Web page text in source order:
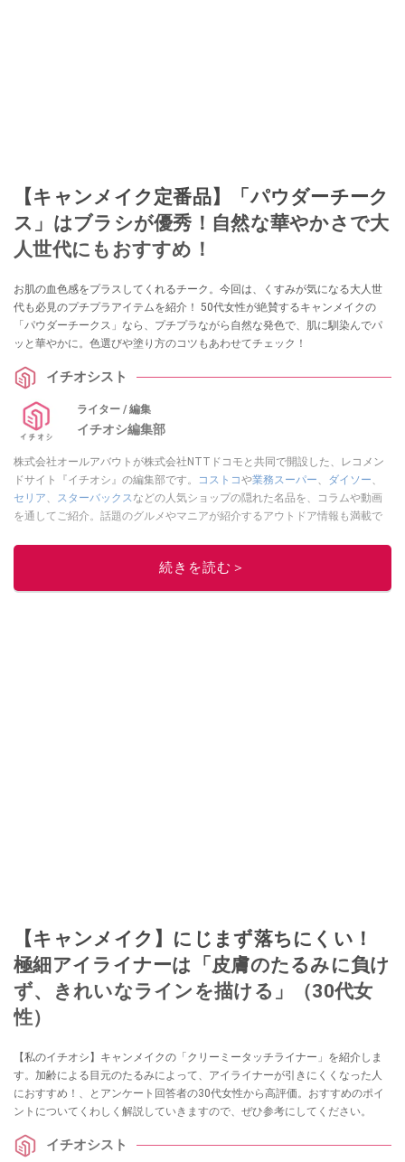
【キャンメイク定番品】「パウダーチーク
ス」はブラシが優秀！自然な華やかさで大
人世代にもおすすめ！
お肌の血色感をプラスしてくれるチーク。今回は、くすみが気になる大人世
代も必見のプチプラアイテムを紹介！ 50代女性が絶賛するキャンメイクの
「パウダーチークス」なら、プチプラながら自然な発色で、肌に馴染んでパ
ッと華やかに。色選びや塗り方のコツもあわせてチェック！
イチオシスト
ライター / 編集
イチオシ編集部
株式会社オールアバウトが株式会社NTTドコモと共同で開設した、レコメン
ドサイト『イチオシ』の編集部です。
コストコや業務スーパー ダイソー
セリア
スターバックス などの人気ショップの隠れた名品を、コラムや動画
を通してご紹介。話題のグルメやマニアが紹介するアウトドア情報も満載で
レビューしています。毎日トレンド情報をお届けしているので、ぜひ
してください！続きを読む＞
【キャンメイク】にじまず落ちにくい！
極細アイライナーは「皮膚のたるみに負け
ず、きれいなラインを描ける」（30代女
性）
【私のイチオシ】キャンメイクの「クリーミータッチライナー」を紹介しま
す。加齢による目元のたるみによって、アイライナーが引きにくくなった人
におすすめ！、とアンケート回答者の30代女性から高評価。おすすめのポイ
ントについてくわしく解説していきますので、ぜひ参考にしてください。
イチオシスト